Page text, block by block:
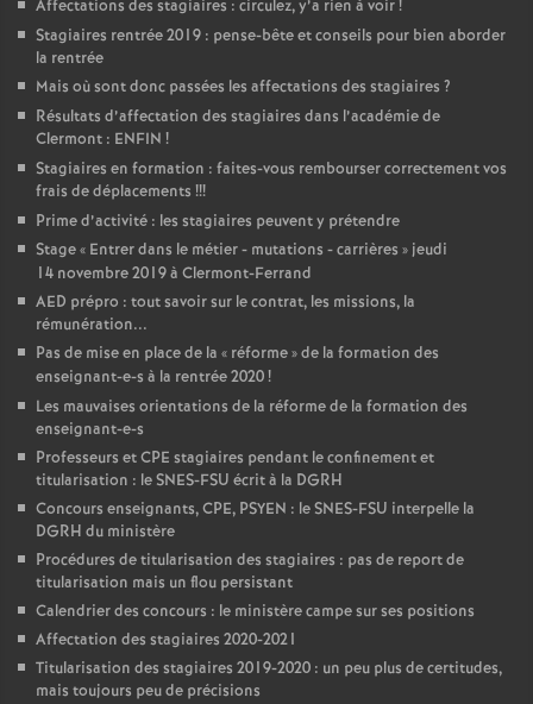
Affectations des stagiaires : circulez, y’a rien à voir!
Stagiaires rentrée 2019 : pense-bête et conseils pour bien aborder
la rentrée
Mais où sont donc passées les affectations des stagiaires ?
Résultats d’affectation des stagiaires dans l’académie de
Clermont : ENFIN !
Stagiaires en formation : faites-vous rembourser correctement vos
frais de déplacements !!!
Prime d’activité : les stagiaires peuvent y prétendre
Stage « Entrer dans le métier - mutations - carrières » jeudi
14 novembre 2019 à Clermont-Ferrand
AED prépro : tout savoir sur le contrat, les missions, la
rémunération...
Pas de mise en place de la « réforme» de la formation des
enseignant-e-s à la rentrée 2020!
Les mauvaises orientations de la réforme de la formation des
enseignant-e-s
Professeurs et CPE stagiaires pendant le confinement et
titularisation : le SNES-FSU écrit à la DGRH
Concours enseignants, CPE, PSYEN : le SNES-FSU interpelle la
DGRH du ministère
Procédures de titularisation des stagiaires : pas de report de
titularisation mais un flou persistant
Calendrier des concours : le ministère campe sur ses positions
Affectation des stagiaires 2020-2021
Titularisation des stagiaires 2019-2020 : un peu plus de certitudes,
mais toujours peu de précisions